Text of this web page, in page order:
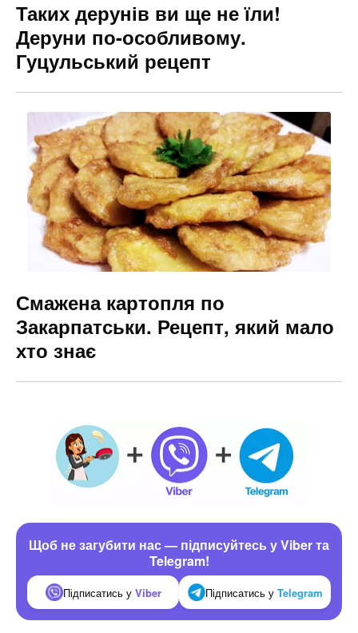
Таких дерунів ви ще не їли!
Деруни по-особливому.
Гуцульський рецепт
Смажена картопля по
Закарпатськи. Рецепт, який мало
хто знає
Щоб не загубити нас — підписуйтесь у Viber та
Telegram!
Підписатись у Viber Підписатись у Telegram